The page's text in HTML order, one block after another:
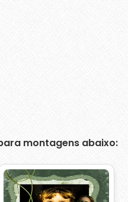
montagens abaixo: